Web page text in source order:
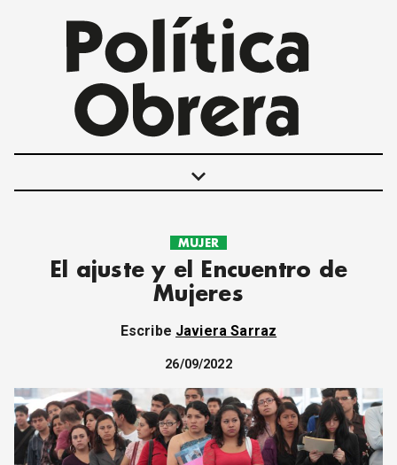
keyboard_arrow_down
POLÍTICAS
INTERNACIONALES
MOVIMIENTO OBRERO
ECONOMÍA
SOCIEDAD Y CULTURA
JUVENTUD
CORREO DE LECTORES
DEBATE
ARCHIVO
MUJER
El ajuste y el Encuentro de
Mujeres
Escribe Javiera Sarraz
26/09/2022